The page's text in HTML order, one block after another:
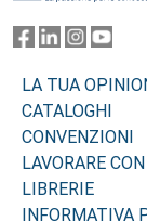
LA TUA
CATALOGHI
CONVENZIONI
LAVORARE
LIBRERIE
INFORMATIVA